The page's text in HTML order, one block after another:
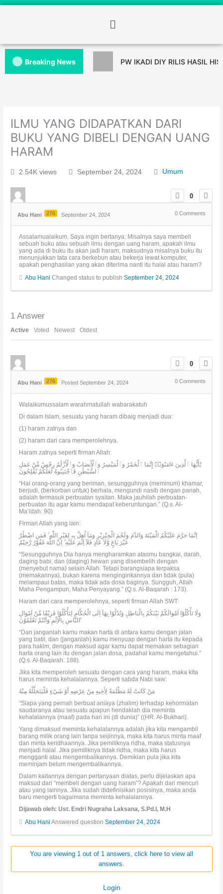
Breaking News PW IKADI DIY RILIS HASIL
ILMU YANG DIDAPATKAN DARI
BUKU YANG DIBELI DENGAN UANG
HARAM
2.54K views September 24, 2024 Umum
0
Abu Hani 276 September 24, 2024 0Comments
Assalamualaikum. Saya ingin bertanya: Misalnya saya membeli
sebuah buku atau sebuah ilmu dengan uang haram, apakah ilmu
yang ada di buku itu akan jadi haram, maksudnya misalnya buku itu
menunjukkan tata cara berkebun atau bekerja lewat komputer,
apakah penghasilan yang akan diterima nanti itu halal atau haram?
Abu Hani Changed status to publishSeptember 24, 2024
1 Answer
Active Voted Newest Oldest
0
Abu Hani 276 Posted September 24, 2024 0Comments
Walaikumussalam warahmatullah wabarakatuh
Di dalam Islam, sesuatu yang haram dibaig menjadi dua:
(1) haram zatnya dan
(2) haram dari cara memperolehnya.
Haram zatnya seperti firman Allah:
يَٰٓأَيُّهَا ٱلَّذِينَ ءَامَنُوٓا۟ إِنَّمَا ٱلْخَمْرُ وَٱلْمَيْسِرُ وَٱلْأَنصَابُ وَٱلْأَزْلَٰمُ رِجْسٌ مِّنْ عَمَلِ
ٱلشَّيْطَٰنِ فَٱجْتَنِبُوهُ لَعَلَّكُمْ تُفْلِحُونَ
“Hai orang-orang yang beriman, sesungguhnya (meminum) khamar,
berjudi, (berkorban untuk) berhala, mengundi nasib dengan panah,
adalah termasuk perbuatan syaitan. Maka jauhilah perbuatan-
perbuatan itu agar kamu mendapat keberuntungan.” (Q.s. Al-
Ma’idah: 90)
Firman Allah yang lain:
اِنَّمَا حَرَّمَ عَلَيْكُمُ الْمَيْتَةَ وَالدَّمَ وَلَحْمَ الْخِنْزِيْرِ وَمَآ اُهِلَّ بِهٖ لِغَيْرِ اللّٰهِ ۚ فَمَنِ اضْطُرَّ
غَيْرَ بَاغٍ وَّلَا عَادٍ فَلَآ اِثْمَ عَلَيْهِ ۗ اِنَّ اللّٰهَ غَفُوْرٌ رَّحِيْمٌ
“Sesungguhnya Dia hanya mengharamkan atasmu bangkai, darah,
daging babi, dan (daging) hewan yang disembelih dengan
(menyebut nama) selain Allah. Tetapi barangsiapa terpaksa
(memakannya), bukan karena menginginkannya dan tidak (pula)
melampaui batas, maka tidak ada dosa baginya. Sungguh, Allah
Maha Pengampun, Maha Penyayang.” (Q.s. Al-Baqarah : 173).
Haram dari cara memperolehnya, seperti firman Allah SWT:
وَلَا تَأْكُلُوْٓا اَمْوَالَكُمْ بَيْنَكُمْ بِالْبَاطِلِ وَتُدْلُوْا بِهَآ اِلَى الْحُكَّامِ لِتَأْكُلُوْا فَرِيْقًا مِّنْ اَمْوَالِ
النَّاسِ بِالْاِثْمِ وَاَنْتُمْ تَعْلَمُوْنَ ࣖ
“Dan janganlah kamu makan harta di antara kamu dengan jalan
yang batil, dan (janganlah) kamu menyuap dengan harta itu kepada
para hakim, dengan maksud agar kamu dapat memakan sebagian
harta orang lain itu dengan jalan dosa, padahal kamu mengetahui.”
(Q.s. Al-Baqarah: 188).
Jika kita memperoleh sesuatu dengan cara yang haram, maka kita
harus meminta kehalalannya. Seperti sabda Nabi saw:
مَنْ كَانَتْ لَهُ مَظْلَمَةٌ لِأَخِيهِ مِنْ عِرْضِهِ أَوْ شَيْءٍ فَلْيَتَحَلَّلْهُ مِنْهُ
“Siapa yang pernah berbuat aniaya (zhalim) terhadap kehormatan
saudaranya atau sesuatu apapun hendaklah dia meminta
kehalalannya (maaf) pada hari ini (di dunia)” ((HR. Al-Bukhari).
Yang dimaksud meminta kehalalannya adalah jika kita mengambil
barang milik orang lain tanpa seijinnya, maka kita harus minta maaf
dan minta keridhaannya. Jika pemiliknya ridha, maka statusnya
menjadi halal. Jika pemiliknya tidak ridha, maka kita harus
mengganti atau mengembalikannya. Demikian pula jika kita
meminjam belum mengembalikannya.
Dalam kaitannya dengan pertanyaan diatas, perlu dijelaskan apa
maksud dari “membeli dengan uang haram”? Apakah dari mencuri
atau yang lainnya. Jika sudah didefinisikan posisinya, maka anda
baru mengerti bagaimana meminta kehalalannya.
Dijawab oleh: Ust. Endri Nugraha Laksana, S.Pd.I, M.H
Abu Hani Answered questionSeptember 24, 2024
You are viewing 1 out of 1 answers, click here to view all
answers.
Login